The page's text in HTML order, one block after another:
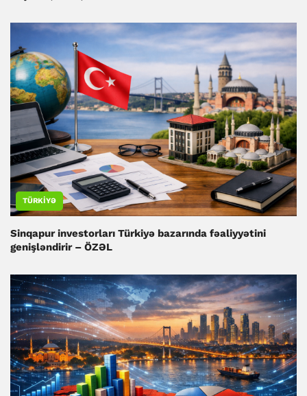
TÜRKIYƏ
Sinqapur investorları Türkiyə bazarında fəaliyyətini
genişləndirir – ÖZƏL